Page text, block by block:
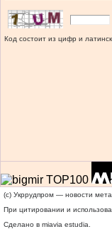
Код состоит из цифр и
(c) Укррудпром — новости
При цитировании и
Сделано в miavia estudia.